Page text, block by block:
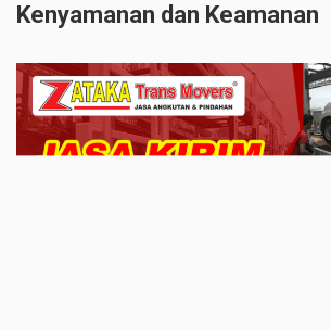
Kenyamanan dan Keamanan